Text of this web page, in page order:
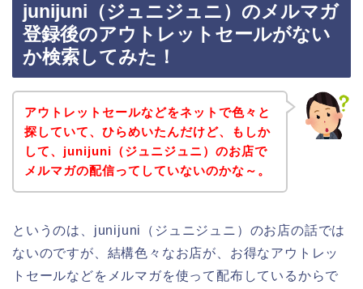
junijuni（ジュニジュニ）のメルマガ
登録後のアウトレットセールがない
か検索してみた！
アウトレットセールなどをネットで色々と
探していて、ひらめいたんだけど、もしか
して、junijuni（ジュニジュニ）のお店で
メルマガの配信ってしていないのかな～。
というのは、junijuni（ジュニジュニ）のお店の話では
ないのですが、結構色々なお店が、お得なアウトレッ
トセールなどをメルマガを使って配布しているからで